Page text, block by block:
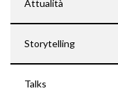
Attualità
Storytelling
Talks